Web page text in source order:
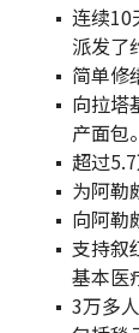
连续10
派发了
简单修
向拉塔
产面包。
超过
为阿勒
向阿勒
支持叙
基本医
3万多